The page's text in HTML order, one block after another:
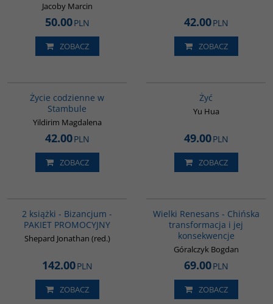
Jacoby Marcin
50.00PLN
ZOBACZ
42.00PLN
ZOBACZ
Życie codzienne w
Stambule
Yildirim Magdalena
42.00PLN
ZOBACZ
Żyć
Yu Hua
49.00PLN
ZOBACZ
2 książki - Bizancjum -
PAKIET PROMOCYJNY
Shepard Jonathan (red.)
142.00PLN
ZOBACZ
Wielki Renesans - Chińska
transformacja i jej
konsekwencje
Góralczyk Bogdan
69.00PLN
ZOBACZ